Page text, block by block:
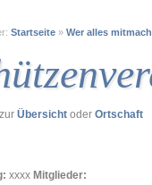
Startseite » Wer alles
Übersicht oder Ortschaft
xxxx Mitglieder: